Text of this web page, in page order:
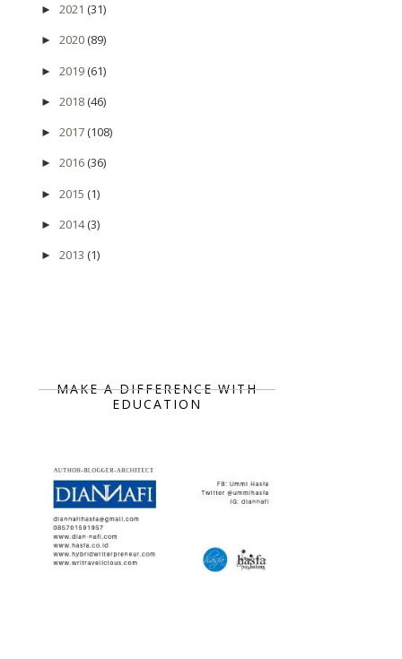
► 2021 (31)
► 2020(89)
► 2019(61)
► 2018(46)
► 2017(108)
► 2016(36)
► 2015 (1)
► 2014(3)
► 2013 (1)
MAKE A DIFFERENCE WITH
EDUCATION